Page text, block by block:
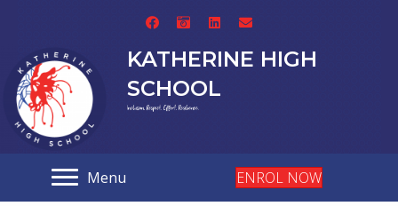
KATHERINE HIGH
SCHOOL
Menu ENROL NOW